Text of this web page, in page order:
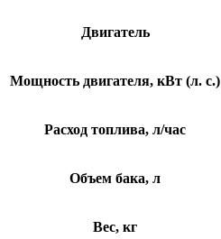
Двигатель
Мощность двигателя, кВт (л. с.)
Расход топлива, л/час
Объем бака, л
Вес, кг